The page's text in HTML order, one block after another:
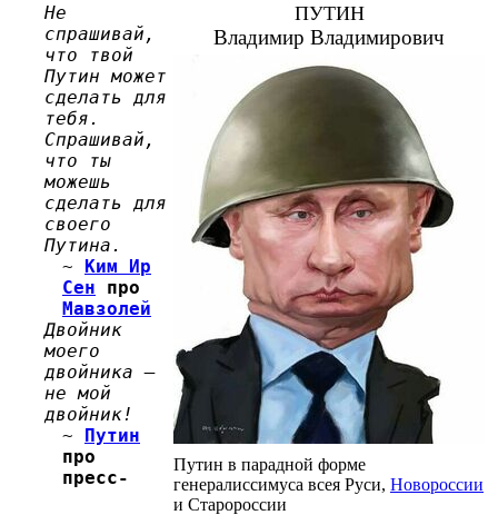
ПУТИН
Владимир Владимирович
Путин в парадной форме
генералиссимуса всея Руси, Новороссии
и Старороссии
Не
спрашивай,
что твой
Путин может
сделать для
тебя.
Спрашивай,
что ты
можешь
сделать для
своего
Путина.
~ Ким Ир
Сен про
Мавзолей
Двойник
моего
двойника —
не мой
двойник!
~ Путин
про
пресс-